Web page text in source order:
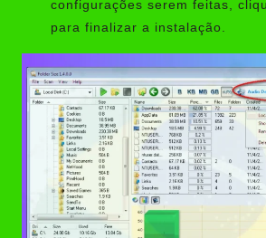
configurações serem feitas,
para finalizar a instalação.